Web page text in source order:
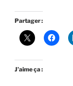
Partager :
J’aime ça :